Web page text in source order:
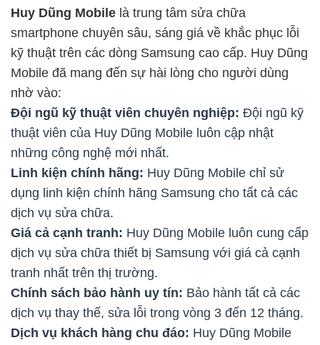
Huy Dũng Mobile là trung tâm sửa chữa
smartphone chuyên sâu, sáng giá về khắc phục lỗi
kỹ thuật trên các dòng Samsung cao cấp. Huy Dũng
Mobile đã mang đến sự hài lòng cho người dùng
nhờ vào:
Đội ngũ kỹ thuật viên chuyên nghiệp: Đội ngũ kỹ
thuật viên của Huy Dũng Mobile luôn cập nhật
những công nghệ mới nhất.
Linh kiện chính hãng: Huy Dũng Mobile chỉ sử
dụng linh kiện chính hãng Samsung cho tất cả các
dịch vụ sửa chữa.
Giá cả cạnh tranh: Huy Dũng Mobile luôn cung cấp
dịch vụ sửa chữa thiết bị Samsung với giá cả cạnh
tranh nhất trên thị trường.
Chính sách bảo hành uy tín: Bảo hành tất cả các
dịch vụ thay thế, sửa lỗi trong vòng 3 đến 12 tháng.
Dịch vụ khách hàng chu đáo: Huy Dũng Mobile